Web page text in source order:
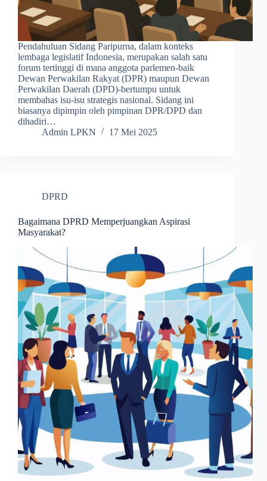
Pendahuluan Sidang Paripurna, dalam konteks
lembaga legislatif Indonesia, merupakan salah satu
forum tertinggi di mana anggota parlemen-baik
Dewan Perwakilan Rakyat (DPR) maupun Dewan
Perwakilan Daerah (DPD)-bertumpu untuk
membahas isu-isu strategis nasional. Sidang ini
biasanya dipimpin oleh pimpinan DPR/DPD dan
dihadiri…
Admin LPKN
17 Mei 2025
DPRD
Bagaimana DPRD Memperjuangkan Aspirasi
Masyarakat?